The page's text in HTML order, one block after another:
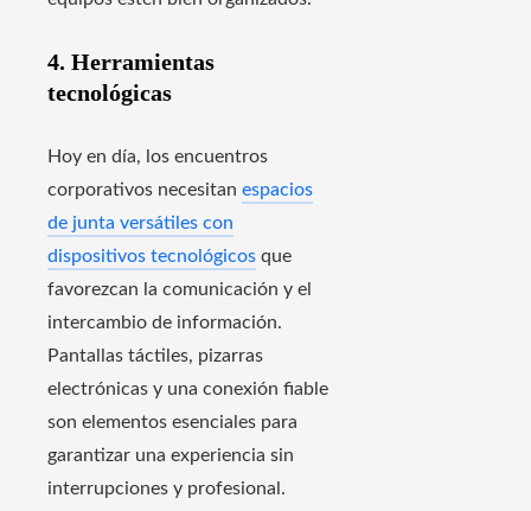
4. Herramientas
tecnológicas
Hoy en día, los encuentros
corporativos necesitan espacios
de junta versátiles con
dispositivos tecnológicos que
favorezcan la comunicación y el
intercambio de información.
Pantallas táctiles, pizarras
electrónicas y una conexión fiable
son elementos esenciales para
garantizar una experiencia sin
interrupciones y profesional.